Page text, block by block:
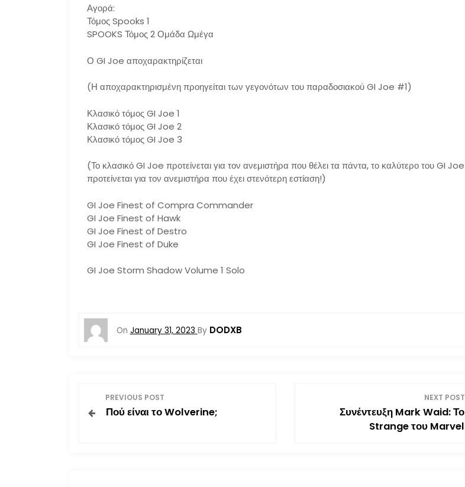
Αγορά:
Τόμος Spooks 1
SPOOKS Τόμος 2 Ομάδα Ωμέγα
Ο GI Joe αποχαρακτηρίζεται
(Η αποχαρακτηρισμένη προηγείται των γεγονότων του παραδοσιακού GI Joe #1)
Κλασικό τόμος GI Joe 1
Κλασικό τόμος GI Joe 2
Κλασικό τόμος GI Joe 3
(Το κλασικό GI Joe προτείνεται για τον ανεμιστήρα που θέλει τα πάντα, το καλύτερο του GI Joe
προτείνεται για τον ανεμιστήρα που έχει στενότερη εστίαση!)
GI Joe Finest of Compra Commander
GI Joe Finest of Hawk
GI Joe Finest of Destro
GI Joe Finest of Duke
GI Joe Storm Shadow Volume 1 Solo
On January 31, 2023 By DODXB
o
PREVIOUS POST
Πού είναι το Wolverine;
NEXT POST
Συνέντευξη Mark Waid: Το
Strange του Marvel